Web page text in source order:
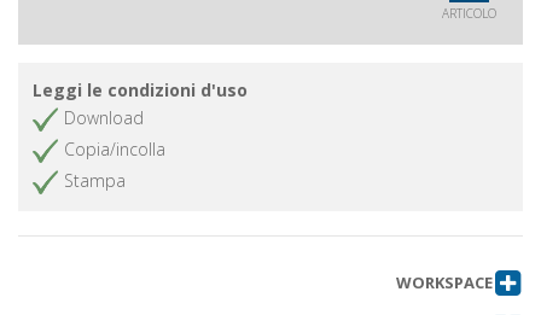
ARTICOLO
Leggi le condizioni d'uso
Download
Copia/incolla
Stampa
WORKSPACE